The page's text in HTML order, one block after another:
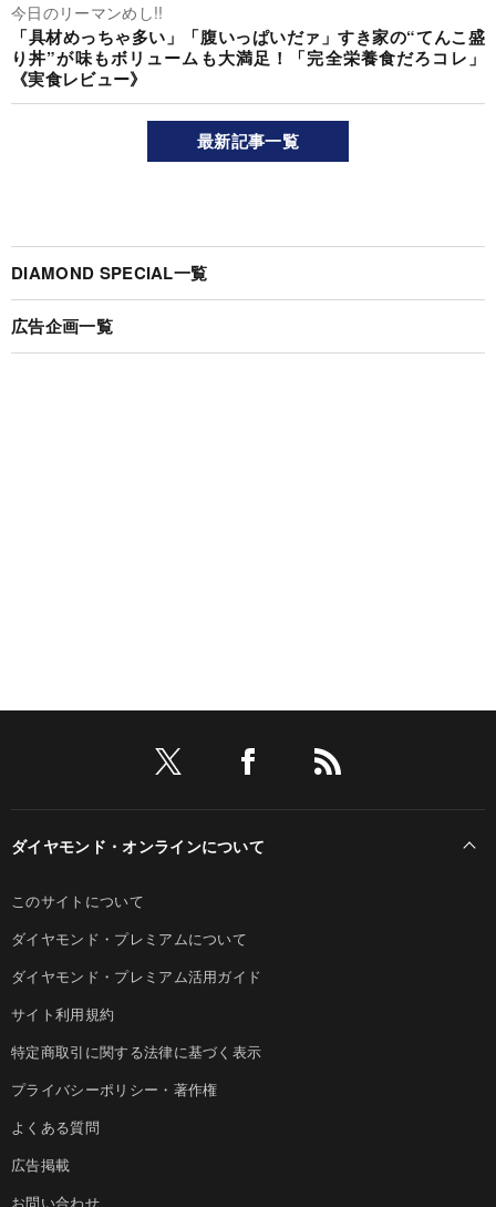
今日のリーマンめし!!
「具材めっちゃ多い」「腹いっぱいだァ」すき家の“てんこ盛
り丼”が味もボリュームも大満足！「完全栄養食だろコレ」
《実食レビュー》
最新記事一覧
DIAMOND SPECIAL一覧
広告企画一覧
ダイヤモンド・オンラインについて
このサイトについて
ダイヤモンド・プレミアムについて
ダイヤモンド・プレミアム活用ガイド
サイト利用規約
特定商取引に関する法律に基づく表示
プライバシーポリシー・著作権
よくある質問
広告掲載
お問い合わせ